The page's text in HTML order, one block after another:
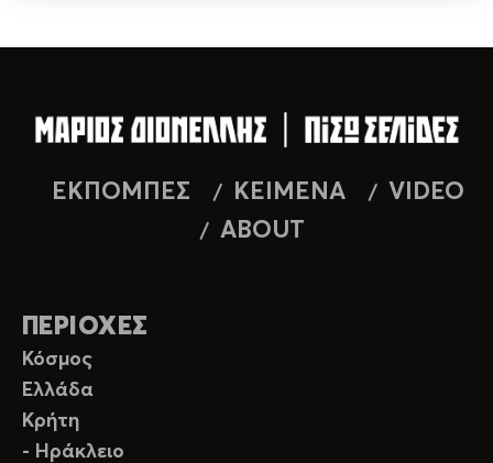
ΕΚΠΟΜΠΕΣ ΚΕΙΜΕΝΑ
VIDEO
ABOUT
ΠΕΡΙΟΧΕΣ
Κόσμος
Ελλάδα
Κρήτη
- Ηράκλειο